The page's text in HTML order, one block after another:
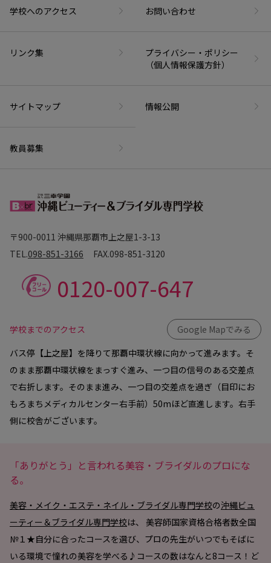
学校へのアクセス お問い合わせ
リンク集
プライバシー・ポリシー
（個人情報保護方針）
サイトマップ 情報公開
教員募集
〒900-0011 沖縄県那覇市上之屋1-3-13
TEL.098-851-3166 FAX.098-851-3120
0120-007-647
学校までのアクセス
Google Mapでみる
バス停【上之屋】を降りて那覇中環状線に向かって進みます。そ
のまま那覇中環状線をまっすぐ進み、一つ目の信号のある交差点
で右折します。そのまま進み、一つ目の交差点を過ぎ（目印にお
もろまちメディカルセンター右手前）50mほど直進します。右手
側に校舎がございます。
「ありがとう」と言われる美容・ブライダルのプロにな
る。
美容・メイク・エステ・ネイル・ブライダル専門学校の沖縄ビュ
ーティー＆ブライダル専門学校は、 美容師国家資格合格者数全国
№１★自分に合ったコースを選び、プロの先生がいつでもそばに
いる環境で憧れの美容を学べる♪コースの数はなんと8コース！ど